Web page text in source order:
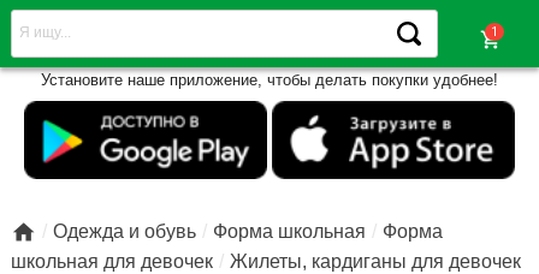
shopping_cart
Установите наше приложение, чтобы делать покупки удобнее!
 Одежда и обувь Форма школьная
Форма
школьная для девочек
Жилеты, кардиганы для девочек